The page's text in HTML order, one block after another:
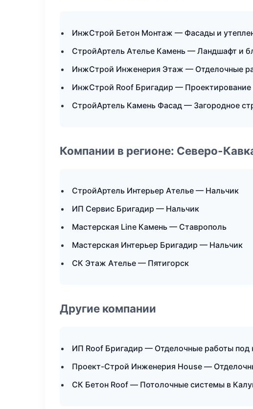
ИнжСтрой Бетон Монтаж — Фасады и
СтройАртель Ателье Камень — Ландшафт и
ИнжСтрой Инженерия Этаж — Отделочные
ИнжСтрой Roof Бригадир —
СтройАртель Камень Фасад — Загородное
Компании в регионе: Северо-
СтройАртель Интерьер Ателье — Нальчик
ИП Сервис Бригадир — Нальчик
Мастерская Line Камень — Ставрополь
Мастерская Интерьер Бригадир — Нальчик
СК Этаж Ателье — Пятигорск
Другие компании
ИП Roof Бригадир — Отделочные работы под
Проект-Строй Инженерия House —
СК Бетон Roof — Потолочные системы в